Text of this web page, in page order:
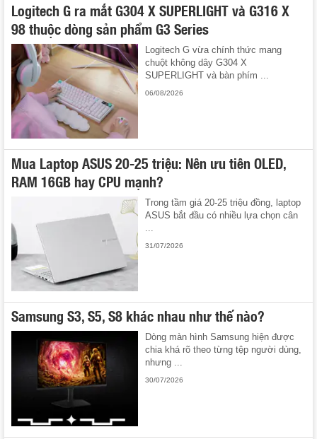
Logitech G ra mắt G304 X SUPERLIGHT và G316 X
98 thuộc dòng sản phẩm G3 Series
Logitech G vừa chính thức mang
chuột không dây G304 X
SUPERLIGHT và bàn phím ...
06/08/2026
Mua Laptop ASUS 20-25 triệu: Nên ưu tiên OLED,
RAM 16GB hay CPU mạnh?
Trong tầm giá 20-25 triệu đồng, laptop
ASUS bắt đầu có nhiều lựa chọn cân
31/07/2026
Samsung S3, S5, S8 khác nhau như thế nào?
Dòng màn hình Samsung hiện được
chia khá rõ theo từng tệp người dùng,
nhưng ...
30/07/2026